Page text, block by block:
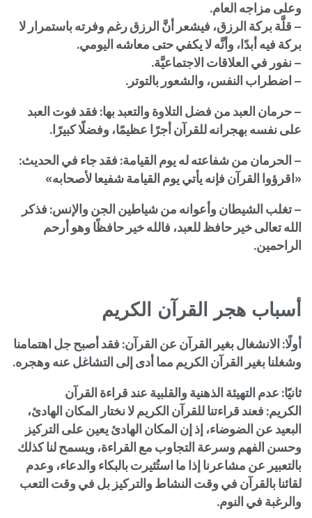
وعلى مزاجه العام.
– قلَّة بركة الرزق، فيشعر أنَّ الرزق رغم وفرته باستمرار لا
بركة فيه أبدًا، وأنَّه لا يكفي حتى معاشه اليومي.
– نفور في العلاقات الاجتماعيَّة.
– اضطراب النفس، والشعور بالتوتر.
– حرمان العبد من فضل التلاوة والتعبد بها: فقد فوت العبد
على نفسه بهجرانه للقرآن أجرًا عظيمًا، وفضلًا كبيرًا.
– الحرمان من شفاعته له يوم القيامة: فقد جاء في الحديث:
«اقرؤوا القرآن فإنه يأتي يوم القيامة شفيعا لأصحابه»
– تغلب الشيطان وأعوانه من شياطين الجن والإنس: فذكر
الله تعالى خير حافظ للعبد، فالله خير حافظًا وهو أرحم
الراحمين.
أسباب هجر القرآن الكريم
أولًا: الانشغال بغير القرآن عن القرآن: فقد أصبح جل اهتمامنا
وشغلنا بغير القرآن الكريم مما أدى إلى التشاغل عنه وهجره.
ثانيًا: عدم التهيئة الذهنية والقلبية عند قراءة القرآن
الكريم: فعند قراءتنا للقرآن الكريم لا نختار المكان الهادئ،
البعيد عن الضوضاء، إذ إن المكان الهادئ يعين على التركيز
وحسن الفهم وسرعة التجاوب مع القراءة، ويسمح لنا كذلك
بالتعبير عن مشاعرنا إذا ما استُثيرت بالبكاء والدعاء، وعدم
لقائنا بالقرآن في وقت النشاط والتركيز بل في وقت التعب
والرغبة في النوم.